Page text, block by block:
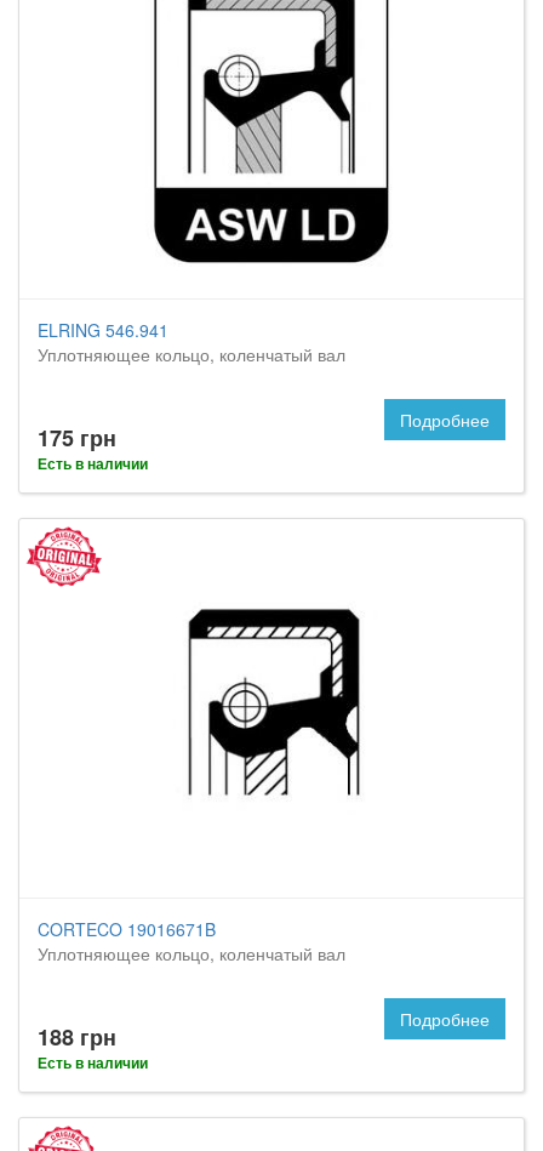
ELRING 546.941
Уплотняющее кольцо, коленчатый вал
175 грн
Есть в наличии
Подробнее
CORTECO 19016671B
Уплотняющее кольцо, коленчатый вал
188 грн
Есть в наличии
Подробнее